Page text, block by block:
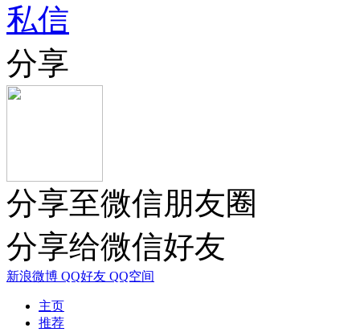
私信
分享
分享至微信朋友圈
分享给微信好友
新浪微博 QQ好友 QQ空间
主页
推荐